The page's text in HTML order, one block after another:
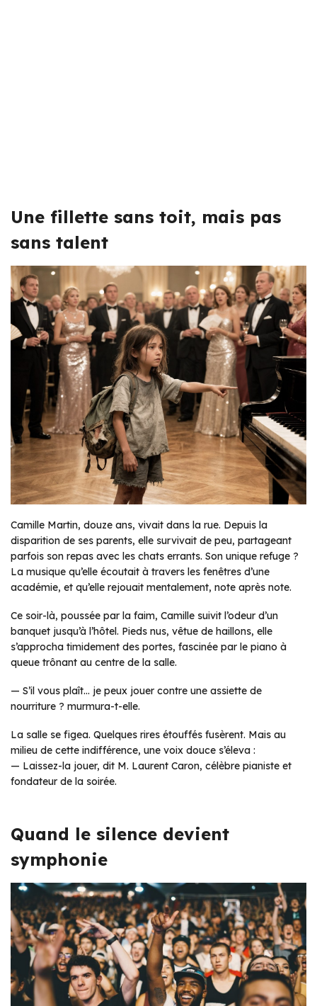
Une fillette sans toit, mais pas
sans talent
Camille Martin, douze ans, vivait dans la rue. Depuis la
disparition de ses parents, elle survivait de peu, partageant
parfois son repas avec les chats errants. Son unique refuge ?
La musique qu’elle écoutait à travers les fenêtres d’une
académie, et qu’elle rejouait mentalement, note après note.
Ce soir-là, poussée par la faim, Camille suivit l’odeur d’un
banquet jusqu’à l’hôtel. Pieds nus, vêtue de haillons, elle
s’approcha timidement des portes, fascinée par le piano à
queue trônant au centre de la salle.
— S’il vous plaît… je peux jouer contre une assiette de
nourriture ? murmura-t-elle.
La salle se figea. Quelques rires étouffés fusèrent. Mais au
milieu de cette indifférence, une voix douce s’éleva :
— Laissez-la jouer, dit M. Laurent Caron, célèbre pianiste et
fondateur de la soirée.
Quand le silence devient
symphonie